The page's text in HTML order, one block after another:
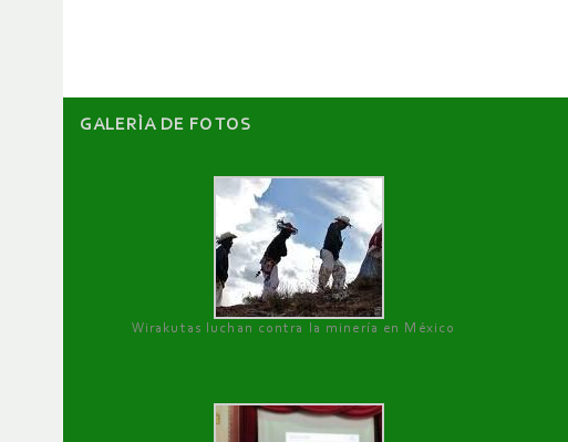
GALERÌA DE FOTOS
Wirakutas luchan contra la minería en México